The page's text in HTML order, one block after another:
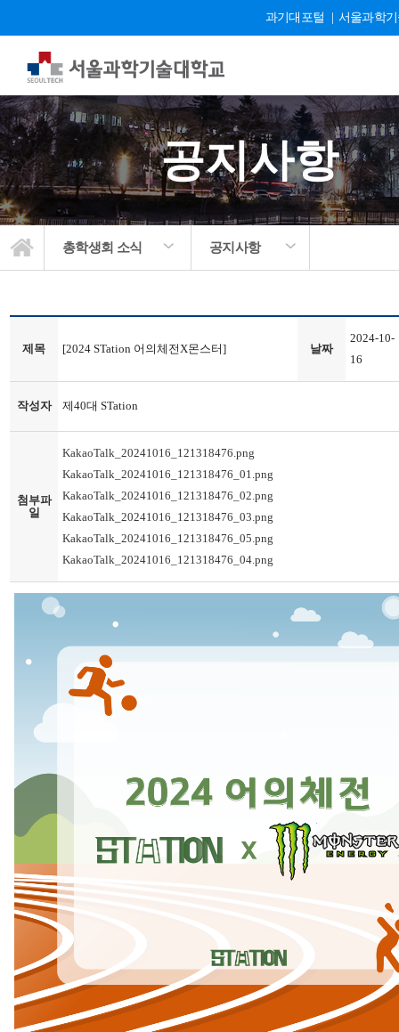
과기대포털 서울과학
공지사항
총학생회 소식 공지사항
제목 [2024 STation 어의체전X몬스터] 날짜
2024-10-
16
작성자 제40대 STation
첨부파
일
KakaoTalk_20241016_121318476.png
KakaoTalk_20241016_121318476_01.png
KakaoTalk_20241016_121318476_02.png
KakaoTalk_20241016_121318476_03.png
KakaoTalk_20241016_121318476_05.png
KakaoTalk_20241016_121318476_04.png